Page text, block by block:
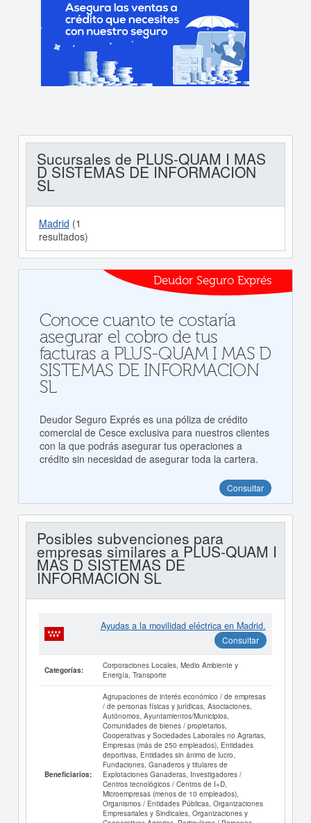
Sucursales de PLUS-QUAM I MAS
D SISTEMAS DE INFORMACION
SL
Madrid (1
resultados)
Deudor Seguro Exprés
Conoce cuanto te costaría
asegurar el cobro de tus
facturas a PLUS-QUAM I MAS D
SISTEMAS DE INFORMACION
SL
Deudor Seguro Exprés es una póliza de crédito
comercial de Cesce exclusiva para nuestros clientes
con la que podrás asegurar tus operaciones a
crédito sin necesidad de asegurar toda la cartera.
Consultar
Posibles subvenciones para
empresas similares a PLUS-QUAM I
MAS D SISTEMAS DE
INFORMACION SL
Ayudas a la movilidad eléctrica en Madrid.
Consultar
Categorías:
Corporaciones Locales, Medio Ambiente y
Energía, Transporte
Beneficiarios:
Agrupaciones de interés económico / de empresas
/ de personas físicas y jurídicas, Asociaciones,
Autónomos, Ayuntamientos/Municipios,
Comunidades de bienes / propietarios,
Cooperativas y Sociedades Laborales no Agrarias,
Empresas (más de 250 empleados), Entidades
deportivas, Entidades sin ánimo de lucro,
Fundaciones, Ganaderos y titulares de
Explotaciones Ganaderas, Investigadores /
Centros tecnológicos / Centros de I+D,
Microempresas (menos de 10 empleados),
Organismos / Entidades Públicas, Organizaciones
Empresariales y Sindicales, Organizaciones y